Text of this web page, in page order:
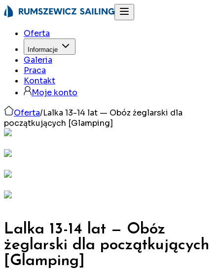
Oferta
Informacje
Galeria
Praca
Kontakt
Moje konto
Oferta/Lalka 13-14 lat — Obóz żeglarski dla
początkujących [Glamping]
Lalka 13-14 lat — Obóz
żeglarski dla początkujących
[Glamping]